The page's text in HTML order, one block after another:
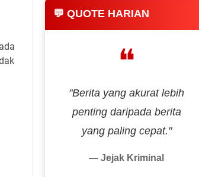
💬 QUOTE HARIAN
❝
"Berita yang akurat lebih
penting daripada berita
yang paling cepat."
— Jejak Kriminal